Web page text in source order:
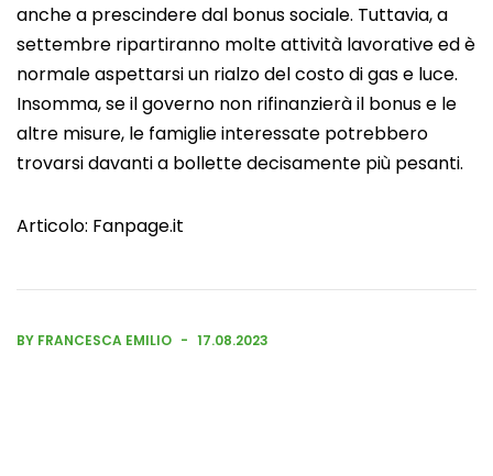
anche a prescindere dal bonus sociale. Tuttavia, a
settembre ripartiranno molte attività lavorative ed è
normale aspettarsi un rialzo del costo di gas e luce.
Insomma, se il governo non rifinanzierà il bonus e le
altre misure, le famiglie interessate potrebbero
trovarsi davanti a bollette decisamente più pesanti.
Articolo: Fanpage.it
BY FRANCESCA EMILIO 17.08.2023